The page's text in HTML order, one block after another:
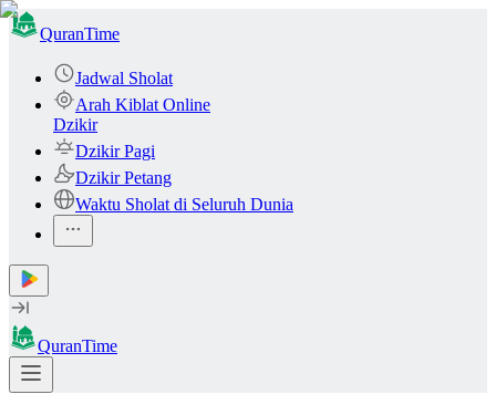
QuranTime
Jadwal Sholat
Arah Kiblat Online
Dzikir
Dzikir Pagi
Dzikir Petang
Waktu Sholat di Seluruh Dunia
QuranTime